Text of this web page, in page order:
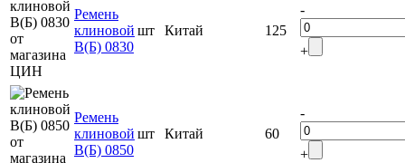
Ремень
клиновой
В(Б) 0830
шт Китай 125
-
+
Ремень
клиновой
В(Б) 0850
шт Китай 60
-
+